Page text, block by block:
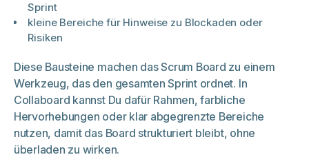
Sprint
kleine Bereiche für Hinweise zu Blockaden oder
Risiken
Diese Bausteine machen das Scrum Board zu einem
Werkzeug, das den gesamten Sprint ordnet. In
Collaboard kannst Du dafür Rahmen, farbliche
Hervorhebungen oder klar abgegrenzte Bereiche
nutzen, damit das Board strukturiert bleibt, ohne
überladen zu wirken.